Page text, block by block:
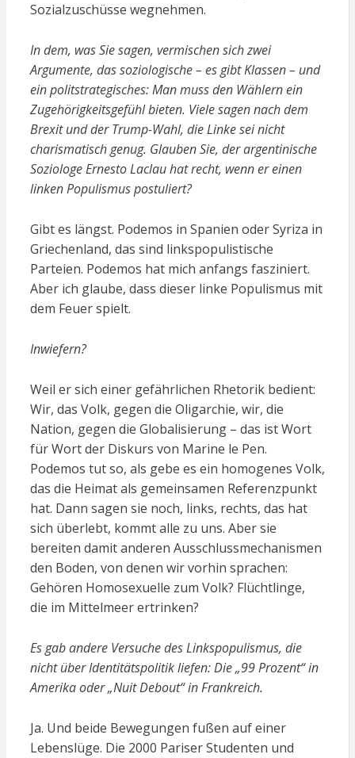
Sozialzuschüsse wegnehmen.
In dem, was Sie sagen, vermischen sich zwei
Argumente, das soziologische – es gibt Klassen – und
ein politstrategisches: Man muss den Wählern ein
Zugehörigkeitsgefühl bieten. Viele sagen nach dem
Brexit und der Trump-Wahl, die Linke sei nicht
charismatisch genug. Glauben Sie, der argentinische
Soziologe Ernesto Laclau hat recht, wenn er einen
linken Populismus postuliert?
Gibt es längst. Podemos in Spanien oder Syriza in
Griechenland, das sind linkspopulistische
Parteien. Podemos hat mich anfangs fasziniert.
Aber ich glaube, dass dieser linke Populismus mit
dem Feuer spielt.
Inwiefern?
Weil er sich einer gefährlichen Rhetorik bedient:
Wir, das Volk, gegen die Oligarchie, wir, die
Nation, gegen die Globalisierung – das ist Wort
für Wort der Diskurs von Marine le Pen.
Podemos tut so, als gebe es ein homogenes Volk,
das die Heimat als gemeinsamen Referenzpunkt
hat. Dann sagen sie noch, links, rechts, das hat
sich überlebt, kommt alle zu uns. Aber sie
bereiten damit anderen Ausschlussmechanismen
den Boden, von denen wir vorhin sprachen:
Gehören Homosexuelle zum Volk? Flüchtlinge,
die im Mittelmeer ertrinken?
Es gab andere Versuche des Linkspopulismus, die
nicht über Identitätspolitik liefen: Die „99 Prozent“ in
Amerika oder „Nuit Debout“ in Frankreich.
Ja. Und beide Bewegungen fußen auf einer
Lebenslüge. Die 2000 Pariser Studenten und